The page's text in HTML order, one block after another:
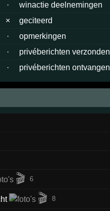
·
winactie deelnemingen
×
geciteerd
·
opmerkingen
·
privéberichten verzonden
· privéberichten ontvangen
🎬 6
🎬 8